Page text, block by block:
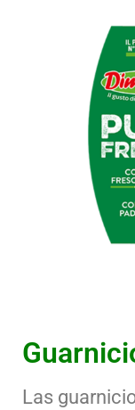
Las